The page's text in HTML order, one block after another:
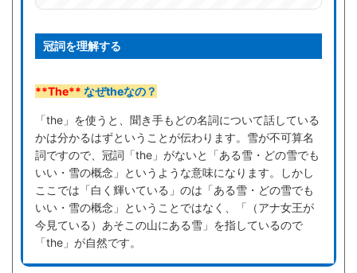
冠詞を理解する
**The** なぜtheなの？
「the」を使うと、聞き手もどの名詞について話している
かは分かるはずということが伝わります。雪が不可算名
詞ですので、冠詞「the」がないと「ある雪・どの雪でも
いい・雪の概念」というような意味になります。しかし
ここでは「白く輝いている」のは「ある雪・どの雪でも
いい・雪の概念」ということではなく、「（アナ女王が
今見ている）あそこの山にある雪」を指しているので
「the」が自然です。